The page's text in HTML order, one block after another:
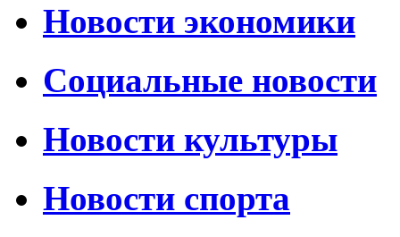
Новости экономики
Социальные новости
Новости культуры
Новости спорта